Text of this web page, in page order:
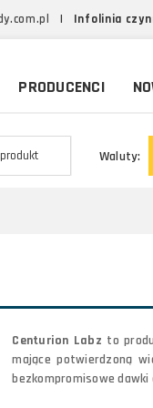
| Infolinia
PRODUCENCI
Waluty:
Centurion Labz to
mające potwierdzoną
bezkompromisowe dawki